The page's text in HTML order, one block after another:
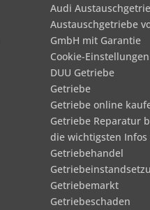
Audi
Austauschgetriebe
GmbH mit Garantie
Cookie-Einstellungen
DUU Getriebe
Getriebe
Getriebe online
Getriebe Reparatur
die wichtigsten Infos
Getriebehandel
Getriebemarkt
Getriebeschaden